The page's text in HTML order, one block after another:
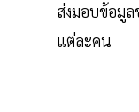
ส่งมอบข้อมูล
แต่ละคน